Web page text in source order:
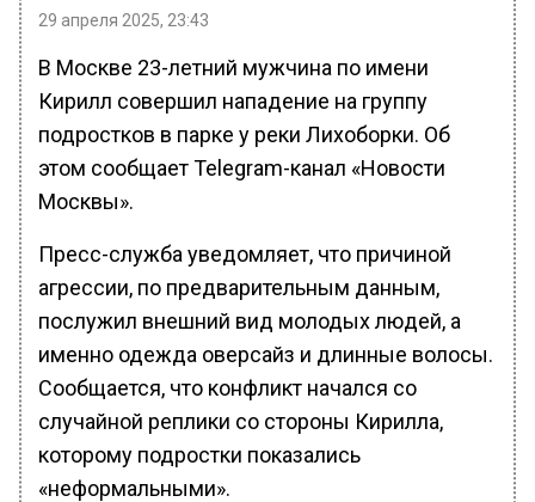
29 апреля 2025, 23:43
В Москве 23-летний мужчина по имени
Кирилл совершил нападение на группу
подростков в парке у реки Лихоборки. Об
этом сообщает Telegram-канал «Новости
Москвы».
Пресс-служба уведомляет, что причиной
агрессии, по предварительным данным,
послужил внешний вид молодых людей, а
именно одежда оверсайз и длинные волосы.
Сообщается, что конфликт начался со
случайной реплики со стороны Кирилла,
которому подростки показались
«неформальными».